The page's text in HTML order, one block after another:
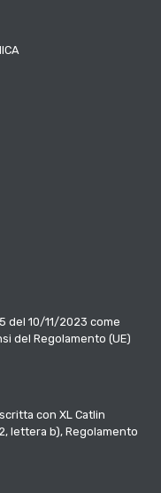
del 10/11/2023 come
del Regolamento (UE)
con XL Catlin
lettera b), Regolamento